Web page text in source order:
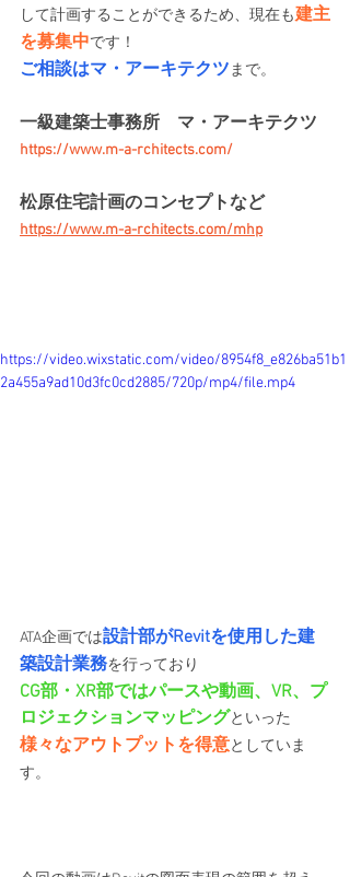
して計画することができるため、現在も建主
を募集中です！
ご相談はマ・アーキテクツまで。
一級建築士事務所　マ・アーキテクツ
https://www.m-a-rchitects.com/
松原住宅計画のコンセプトなど
https://www.m-a-rchitects.com/mhp
https://video.wixstatic.com/video/8954f8_e826ba51b1
2a455a9ad10d3fc0cd2885/720p/mp4/file.mp4
ATA企画では設計部がRevitを使用した建
築設計業務を行っており
CG部・XR部ではパースや動画、VR、プ
ロジェクションマッピングといった
様々なアウトプットを得意としていま
す。